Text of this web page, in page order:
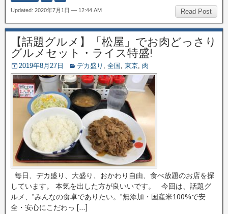
Read Post
Updated: 2020年7月1日 — 12:44 AM
【話題グルメ】「松屋」でお肉どっさり
グルメセット・ライス特盛!
2019年8月27日 デカ盛り , 全国 , 東京, 肉
毎日、デカ盛り、大盛り、おかわり自由、食べ放題のお店を探
しています。 本気を出した方が良いいです。 今回は、話題グ
ルメ、”みんなの食卓でありたい。”無添加・国産米100%で安
全・安心にこだわっ […]